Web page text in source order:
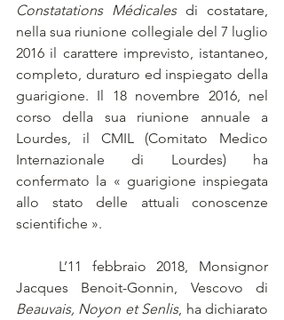
Constatations Médicales di costatare,
nella sua riunione collegiale del 7 luglio
2016 il carattere imprevisto, istantaneo,
completo, duraturo ed inspiegato della
guarigione. Il 18 novembre 2016, nel
corso della sua riunione annuale a
Lourdes, il CMIL (Comitato Medico
Internazionale di Lourdes) ha
confermato la « guarigione inspiegata
allo stato delle attuali conoscenze
scientifiche ».
Beauvais, Noyon et Senlis, ha dichiarato